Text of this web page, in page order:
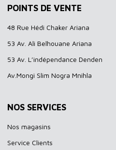
POINTS DE VENTE
48 Rue Hédi Chaker Ariana
53 Av. Ali Belhouane Ariana
53 Av. L’indépendance Denden
Av.Mongi Slim Nogra Mnihla
NOS SERVICES
Nos magasins
Service Clients